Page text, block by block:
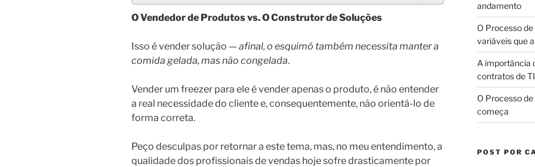
O Vendedor de Produtos vs. O Construtor de Soluções
Isso é vender solução — afinal, o esquimó também necessita manter a
comida gelada, mas não congelada.
Vender um freezer para ele é vender apenas o produto, é não entender
a real necessidade do cliente e, consequentemente, não orientá-lo de
forma correta.
Peço desculpas por retornar a este tema, mas, no meu entendimento, a
qualidade dos profissionais de vendas hoje sofre drasticamente por
andamento
O Processo
variáveis que
A importância
contratos de TI
O Processo
começa
POST POR